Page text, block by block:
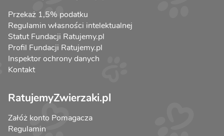
Przekaż 1,5% podatku
Regulamin własności intelektualnej
Statut Fundacji Ratujemy.pl
Profil Fundacji Ratujemy.pl
Inspektor ochrony danych
Kontakt
RatujemyZwierzaki.pl
Załóż konto Pomagacza
Regulamin